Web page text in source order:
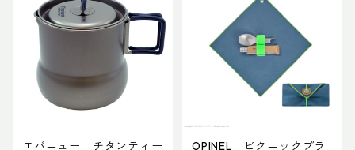
エバニュー チタンティー
OPINEL ピクニックプラ